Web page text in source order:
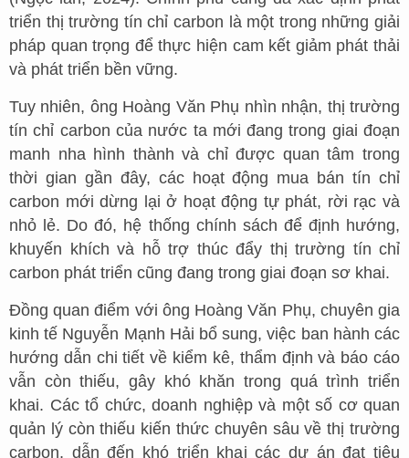
triển thị trường tín chỉ carbon là một trong những giải
pháp quan trọng để thực hiện cam kết giảm phát thải
và phát triển bền vững.
Tuy nhiên, ông Hoàng Văn Phụ nhìn nhận, thị trường
tín chỉ carbon của nước ta mới đang trong giai đoạn
manh nha hình thành và chỉ được quan tâm trong
thời gian gần đây, các hoạt động mua bán tín chỉ
carbon mới dừng lại ở hoạt động tự phát, rời rạc và
nhỏ lẻ. Do đó, hệ thống chính sách để định hướng,
khuyến khích và hỗ trợ thúc đẩy thị trường tín chỉ
carbon phát triển cũng đang trong giai đoạn sơ khai.
Đồng quan điểm với ông Hoàng Văn Phụ, chuyên gia
kinh tế Nguyễn Mạnh Hải bổ sung, việc ban hành các
hướng dẫn chi tiết về kiểm kê, thẩm định và báo cáo
vẫn còn thiếu, gây khó khăn trong quá trình triển
khai. Các tổ chức, doanh nghiệp và một số cơ quan
quản lý còn thiếu kiến thức chuyên sâu về thị trường
carbon, dẫn đến khó triển khai các dự án đạt tiêu